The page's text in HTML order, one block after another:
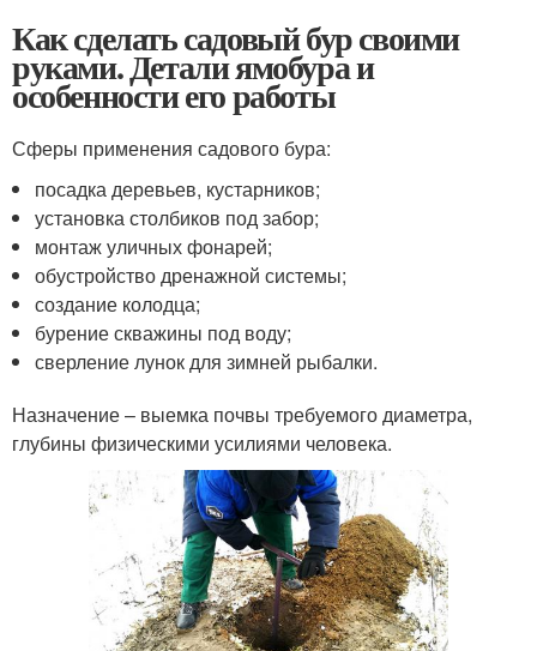
Как сделать садовый бур своими
руками. Детали ямобура и
особенности его работы
Сферы применения садового бура:
посадка деревьев, кустарников;
установка столбиков под забор;
монтаж уличных фонарей;
обустройство дренажной системы;
создание колодца;
бурение скважины под воду;
сверление лунок для зимней рыбалки.
Назначение – выемка почвы требуемого диаметра,
глубины физическими усилиями человека.